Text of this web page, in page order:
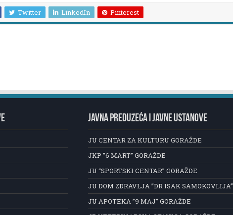
Twitter LinkedIn Pinterest
JAVNA PREDUZEĆA I JAVNE USTANOVE
JU CENTAR ZA KULTURU GORAŽDE
JKP ”6 MART” GORAŽDE
JU “SPORTSKI CENTAR” GORAŽDE
JU DOM ZDRAVLJA ”DR ISAK SAMOKOVLIJA”
JU APOTEKA ”9 MAJ” GORAŽDE